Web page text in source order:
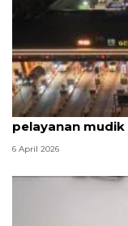
Survei: 88,8
pelayanan mudik
6 April 2026